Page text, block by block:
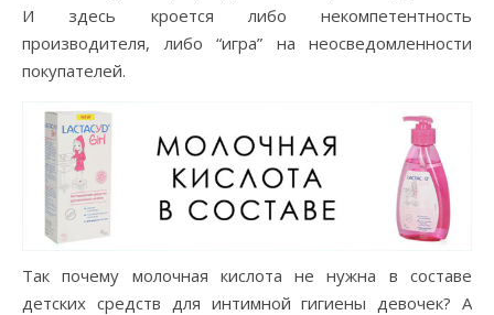
И здесь кроется либо некомпетентность
производителя, либо “игра” на неосведомленности
покупателей.
Так почему молочная кислота не нужна в составе
детских средств для интимной гигиены девочек? А